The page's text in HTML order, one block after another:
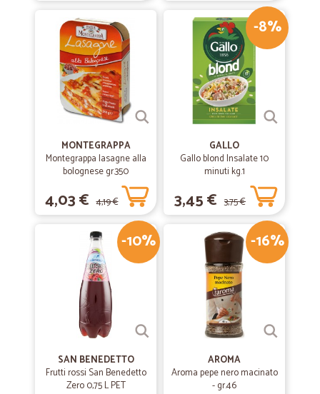
MONTEGRAPPA
Montegrappa lasagne alla
bolognese gr.350
4,03 € 4,19 €
-8%
GALLO
Gallo blond Insalate 10
minuti kg.1
3,45 € 3,75 €
-10%
SAN BENEDETTO
Frutti rossi San Benedetto
Zero 0,75 L PET
-16%
AROMA
Aroma pepe nero macinato
- gr.46